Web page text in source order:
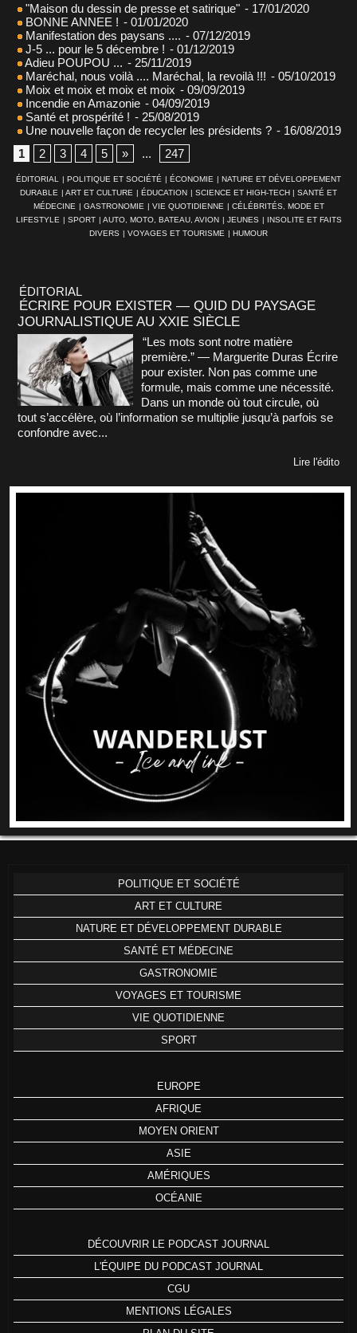
"Maison du dessin de presse et satirique" - 17/01/2020
BONNE ANNEE ! - 01/01/2020
Manifestation des paysans .... - 07/12/2019
J-5 ... pour le 5 décembre ! - 01/12/2019
Adieu POUPOU ... - 25/11/2019
Maréchal, nous voilà .... Maréchal, la revoilà !!! - 05/10/2019
Moix et moix et moix et moix - 09/09/2019
Incendie en Amazonie - 04/09/2019
Santé et prospérité ! - 25/08/2019
Une nouvelle façon de recycler les présidents ? - 16/08/2019
1
2 3 4 5 » ... 247
ÉDITORIAL | POLITIQUE ET SOCIÉTÉ | ÉCONOMIE | NATURE ET DÉVELOPPEMENT
DURABLE | ART ET CULTURE | ÉDUCATION | SCIENCE ET HIGH-TECH | SANTÉ ET
MÉDECINE | GASTRONOMIE | VIE QUOTIDIENNE | CÉLÉBRITÉS, MODE ET
LIFESTYLE | SPORT | AUTO, MOTO, BATEAU, AVION | JEUNES | INSOLITE ET FAITS
DIVERS | VOYAGES ET TOURISME | HUMOUR
ÉDITORIAL
ÉCRIRE POUR EXISTER — QUID DU PAYSAGE
JOURNALISTIQUE AU XXIE SIÈCLE
“Les mots sont notre matière
première.” — Marguerite Duras Écrire
pour exister. Non pas comme une
formule, mais comme une nécessité.
Dans un monde où tout circule, où
tout s’accélère, où l’information se multiplie jusqu’à parfois se
confondre avec...
Lire l'édito
POLITIQUE ET SOCIÉTÉ
ART ET CULTURE
NATURE ET DÉVELOPPEMENT DURABLE
SANTÉ ET MÉDECINE
GASTRONOMIE
VOYAGES ET TOURISME
VIE QUOTIDIENNE
SPORT
EUROPE
AFRIQUE
MOYEN ORIENT
ASIE
AMÉRIQUES
OCÉANIE
DÉCOUVRIR LE PODCAST JOURNAL
L'ÉQUIPE DU PODCAST JOURNAL
CGU
MENTIONS LÉGALES